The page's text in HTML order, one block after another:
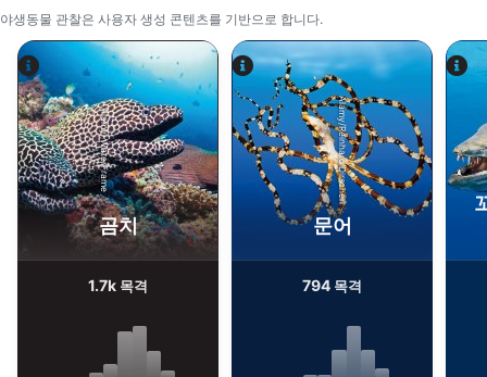
야생동물 관찰은 사용자 생성 콘텐츠를 기반으로 합니다.
Alamy-WaterFrame
곰치
1.7k 목격
Alamy/Reinhard Dirscherl
문어
794 목격